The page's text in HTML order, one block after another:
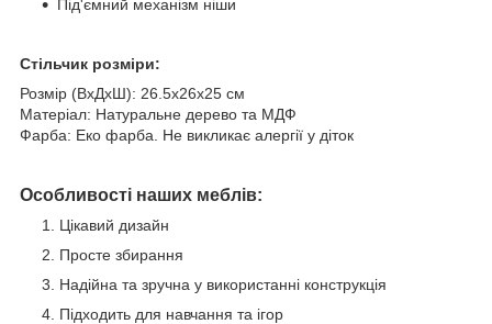
Під'ємний механізм ніши
Стільчик розміри:
Розмір (ВхДхШ): 26.5х26х25 см
Матеріал: Натуральне дерево та МДФ
Фарба: Еко фарба. Не викликає алергії у діток
Особливості наших меблів:
Цікавий дизайн
Просте збирання
Надійна та зручна у використанні конструкція
Підходить для навчання та ігор